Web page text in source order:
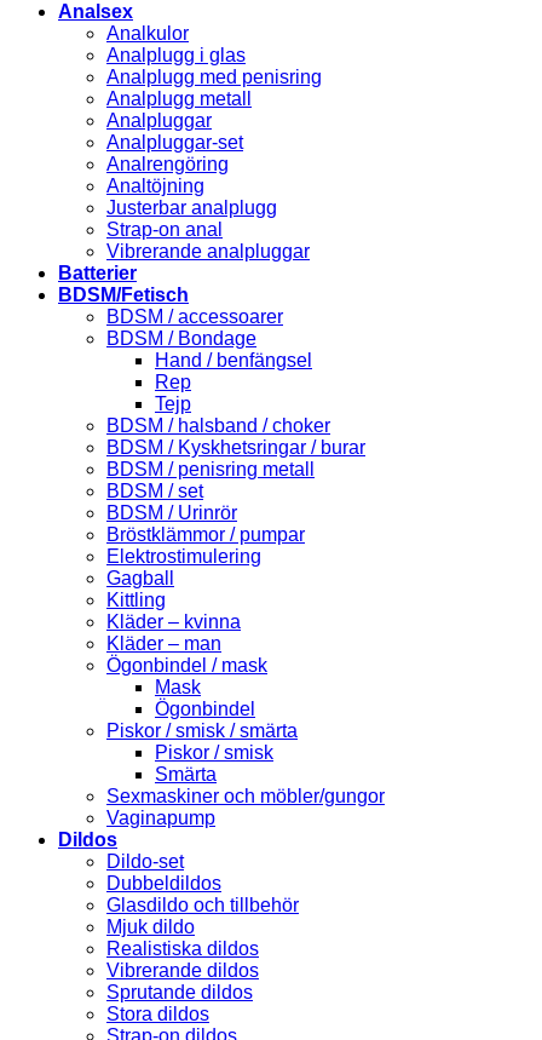
Analsex
Analkulor
Analplugg i glas
Analplugg med penisring
Analplugg metall
Analpluggar
Analpluggar-set
Analrengöring
Analtöjning
Justerbar analplugg
Strap-on anal
Vibrerande analpluggar
Batterier
BDSM/Fetisch
BDSM / accessoarer
BDSM / Bondage
Hand / benfängsel
Rep
Tejp
BDSM / halsband / choker
BDSM / Kyskhetsringar / burar
BDSM / penisring metall
BDSM / set
BDSM / Urinrör
Bröstklämmor / pumpar
Elektrostimulering
Gagball
Kittling
Kläder – kvinna
Kläder – man
Ögonbindel / mask
Mask
Ögonbindel
Piskor / smisk / smärta
Piskor / smisk
Smärta
Sexmaskiner och möbler/gungor
Vaginapump
Dildos
Dildo-set
Dubbeldildos
Glasdildo och tillbehör
Mjuk dildo
Realistiska dildos
Vibrerande dildos
Sprutande dildos
Stora dildos